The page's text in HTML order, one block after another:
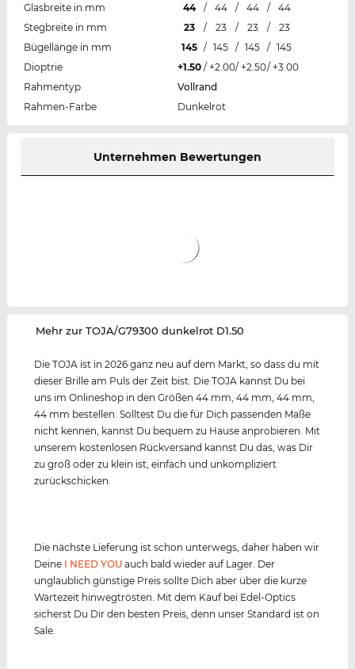
Glasbreite in mm
44 / 44 / 44 /
44
Stegbreite in mm
23 / 23 / 23 /
23
Bügellänge in mm
145 / 145 / 145 / 145
Dioptrie
+1.50 / +2.00/ +2.50/ +3.00
Rahmentyp
Vollrand
Rahmen-Farbe
Dunkelrot
Unternehmen Bewertungen
‌Mehr zur TOJA/G79300 dunkelrot D1.50
Die TOJA ist in 2026 ganz neu auf dem Markt, so dass du mit
dieser Brille am Puls der Zeit bist. Die TOJA kannst Du bei
uns im Onlineshop in den Größen 44 mm, 44 mm, 44 mm,
44 mm bestellen. Solltest Du die für Dich passenden Maße
nicht kennen, kannst Du bequem zu Hause anprobieren. Mit
unserem kostenlosen Rückversand kannst Du das, was Dir
zu groß oder zu klein ist, einfach und unkompliziert
zurückschicken.
Die nächste Lieferung ist schon unterwegs, daher haben wir
Deine I NEED YOU auch bald wieder auf Lager. Der
unglaublich günstige Preis sollte Dich aber über die kurze
Wartezeit hinwegtrösten. Mit dem Kauf bei Edel-Optics
sicherst Du Dir den besten Preis, denn unser Standard ist on
Sale.